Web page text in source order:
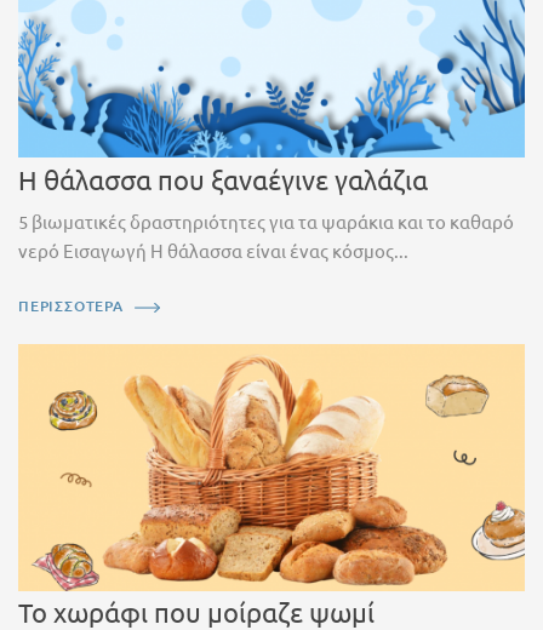
Η θάλασσα που ξαναέγινε γαλάζια
5 βιωματικές δραστηριότητες για τα ψαράκια και το καθαρό
νερό Εισαγωγή Η θάλασσα είναι ένας κόσμος...
ΠΕΡΙΣΣΟΤΕΡΑ
Το χωράφι που μοίραζε ψωμί